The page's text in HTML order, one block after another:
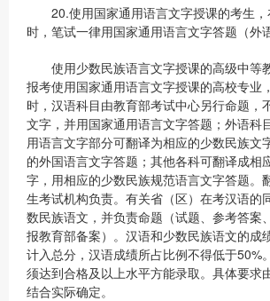
20.使用国家通用语言文字授课的考生，
时，笔试一律用国家通用语言文字答题（外
使用少数民族语言文字授课的高级中等
报考使用国家通用语言文字授课的高校专业
时，汉语科目由教育部考试中心另行命题，
文字，并用国家通用语言文字答题；外语科
用语言文字部分可翻译为相应的少数民族文
的外国语言文字答题；其他各科可翻译成相
字，用相应的少数民族规范语言文字答题。
生考试机构负责。有关省（区）在考汉语的
数民族语文，并负责命题（试题、参考答案
报教育部备案）。汉语和少数民族语文的成
计入总分，汉语成绩所占比例不得低于50%
须达到合格及以上水平方能录取。具体要求
结合实际确定。